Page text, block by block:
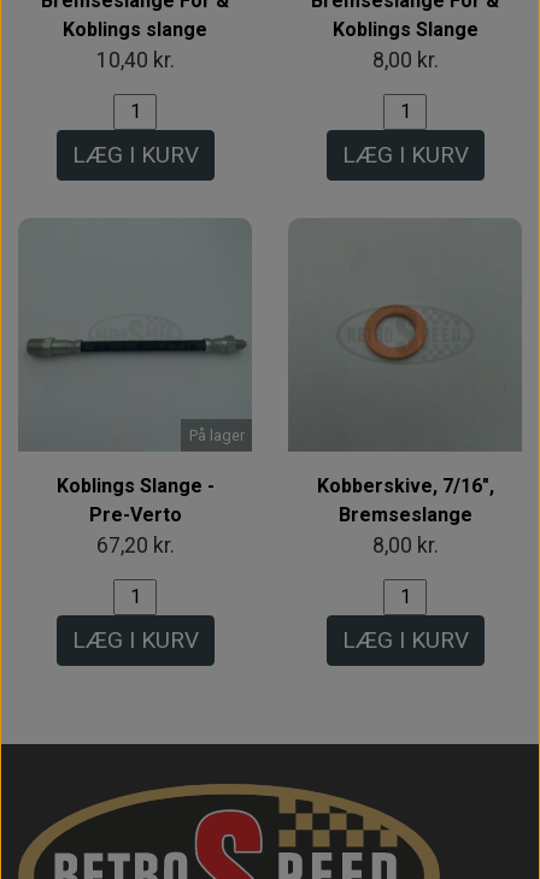
Koblings slange
10,40 kr.
LÆG I KURV
Koblings Slange
8,00 kr.
LÆG I KURV
På lager
Koblings Slange -
Pre-Verto
67,20 kr.
LÆG I KURV
Kobberskive, 7/16",
Bremseslange
8,00 kr.
LÆG I KURV